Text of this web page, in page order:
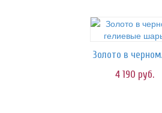
4 190 руб.